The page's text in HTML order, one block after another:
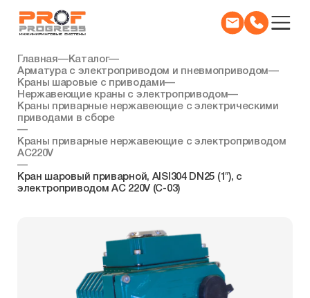
Главная—Каталог—
Арматура с электроприводом и пневмоприводом—
Краны шаровые с приводами—
Нержавеющие краны с электроприводом—
Краны приварные нержавеющие с электрическими
приводами в сборе
—
Краны приварные нержавеющие с электроприводом
AC220V
—
Кран шаровый приварной, AISI304 DN25 (1″), с
электроприводом AC 220V (C-03)